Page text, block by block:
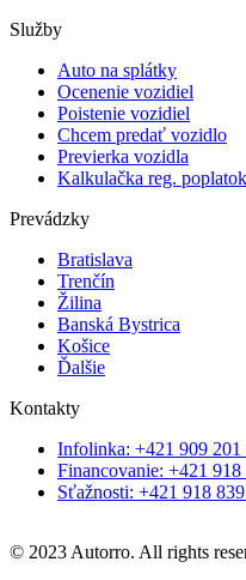
Služby
Auto na splátky
Ocenenie vozidiel
Poistenie vozidiel
Chcem predať vozidlo
Previerka vozidla
Kalkulačka reg. poplatok
Prevádzky
Bratislava
Trenčín
Žilina
Banská Bystrica
Košice
Ďalšie
Kontakty
Infolinka: +421 909 201
Financovanie: +421 918
Sťažnosti: +421 918
© 2023 Autorro. All rights